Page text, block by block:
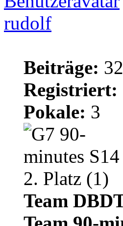
rudolf
Beiträge:
Registriert:
Pokale: 3
Team